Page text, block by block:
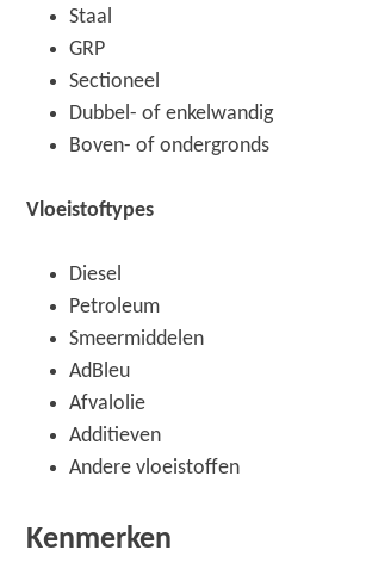
Staal
GRP
Sectioneel
Dubbel- of enkelwandig
Boven- of ondergronds
Vloeistoftypes
Diesel
Petroleum
Smeermiddelen
AdBleu
Afvalolie
Additieven
Andere vloeistoffen
Kenmerken